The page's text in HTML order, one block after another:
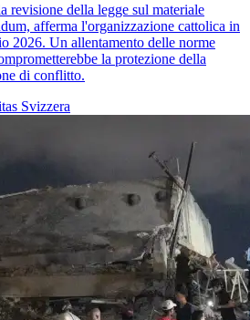
revisione della legge sul materiale
afferma l'organizzazione cattolica in
2026. Un allentamento delle norme
la protezione della
di conflitto.
Svizzera